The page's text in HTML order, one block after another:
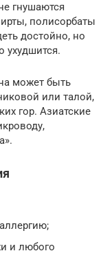
гнушаются
полисорбаты
достойно, но
ухудшится.
может быть
или талой,
гор. Азиатские
и любого